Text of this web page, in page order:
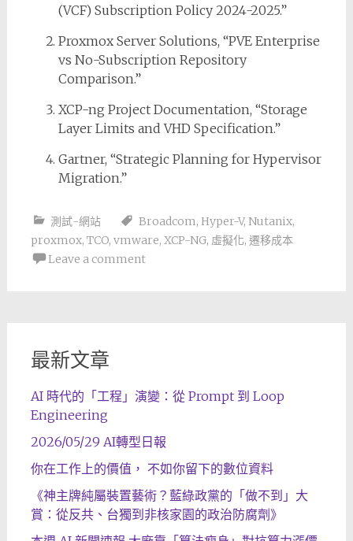
(VCF) Subscription Policy 2024-2025.”
Proxmox Server Solutions, “PVE Enterprise
vs No-Subscription Repository
Comparison.”
XCP-ng Project Documentation, “Storage
Layer Limits and VHD Specification.”
Gartner, “Strategic Planning for Hypervisor
Migration.”
測試-網站 Broadcom, Hyper-V, Nutanix,
proxmox, TCO, vmware, XCP-NG, 虛擬化, 遷移成本
Leave a comment
最新文章
AI 時代的「工程」演變：從 Prompt 到 Loop
Engineering
2026/05/29 AI轉型日報
你在工作上的價值， 不如你留下的數位資料
《神主牌純屬裝置藝術？藍綠政黨的「做不到」大
賞：從反共、台獨到非核家園的政治防腐劑》